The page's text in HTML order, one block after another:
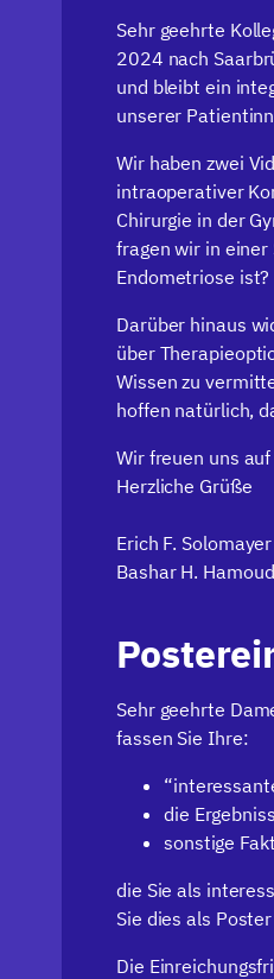
Sehr geehrte
2024 nach
und bleibt ein
unserer
Wir haben zwei
intraoperativer
Chirurgie in der
fragen wir in einer
Endometriose
Darüber hinaus
über
Wissen zu
hoffen natürlich,
Wir freuen uns auf
Herzliche Grüße
Erich F.
Bashar H.
Sehr geehrte
fassen Sie Ihre:
die
sonstige
die Sie als
Sie dies als
Die